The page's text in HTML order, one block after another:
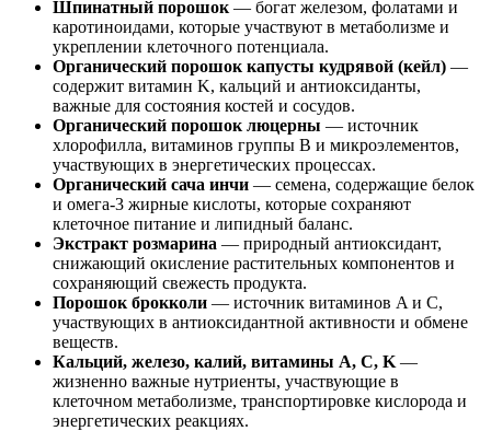
Шпинатный порошок — богат железом, фолатами и
каротиноидами, которые участвуют в метаболизме и
укреплении клеточного потенциала.
Органический порошок капусты кудрявой (кейл) —
содержит витамин K, кальций и антиоксиданты,
важные для состояния костей и сосудов.
Органический порошок люцерны — источник
хлорофилла, витаминов группы B и микроэлементов,
участвующих в энергетических процессах.
Органический сача инчи — семена, содержащие белок
и омега-3 жирные кислоты, которые сохраняют
клеточное питание и липидный баланс.
Экстракт розмарина — природный антиоксидант,
снижающий окисление растительных компонентов и
сохраняющий свежесть продукта.
Порошок брокколи — источник витаминов A и C,
участвующих в антиоксидантной активности и обмене
веществ.
Кальций, железо, калий, витамины A, C, K —
жизненно важные нутриенты, участвующие в
клеточном метаболизме, транспортировке кислорода и
энергетических реакциях.